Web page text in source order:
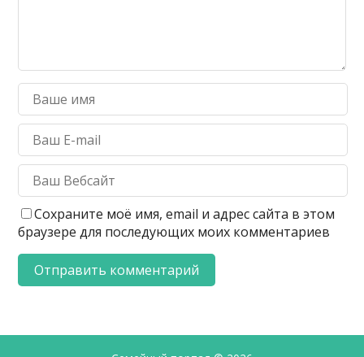
Сохраните моё имя, email и адрес сайта в этом
браузере для последующих моих комментариев